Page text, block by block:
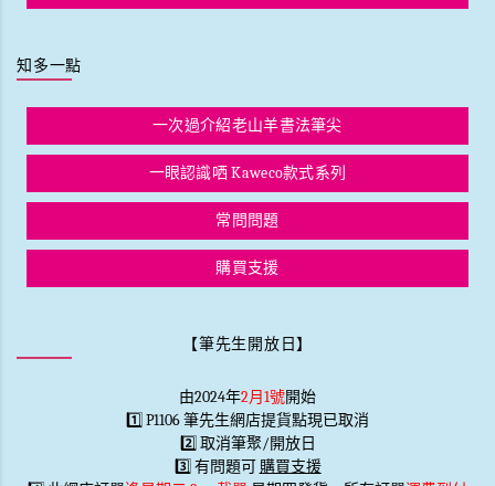
知多一點
一次過介紹老山羊書法筆尖
一眼認識哂 Kaweco款式系列
常問問題
購買支援
【筆先生開放日】
由2024年2月1號開始
1️⃣ P1106 筆先生網店提貨點現已取消
2️⃣ 取消筆聚/開放日
3️⃣ 有問題可 購買支援